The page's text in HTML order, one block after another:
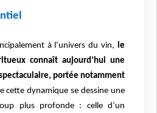
à l’univers du vin, le
connaît aujourd’hui une
portée notamment
cette dynamique se dessine une
plus profonde : celle d’un